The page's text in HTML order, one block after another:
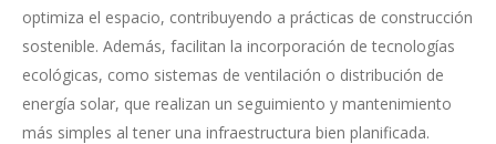
optimiza el espacio, contribuyendo a prácticas de construcción
sostenible. Además, facilitan la incorporación de tecnologías
ecológicas, como sistemas de ventilación o distribución de
energía solar, que realizan un seguimiento y mantenimiento
más simples al tener una infraestructura bien planificada.